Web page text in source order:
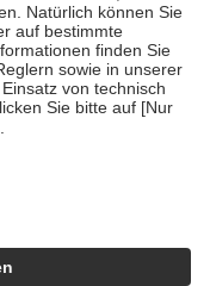
die von der
echte Bewertungen